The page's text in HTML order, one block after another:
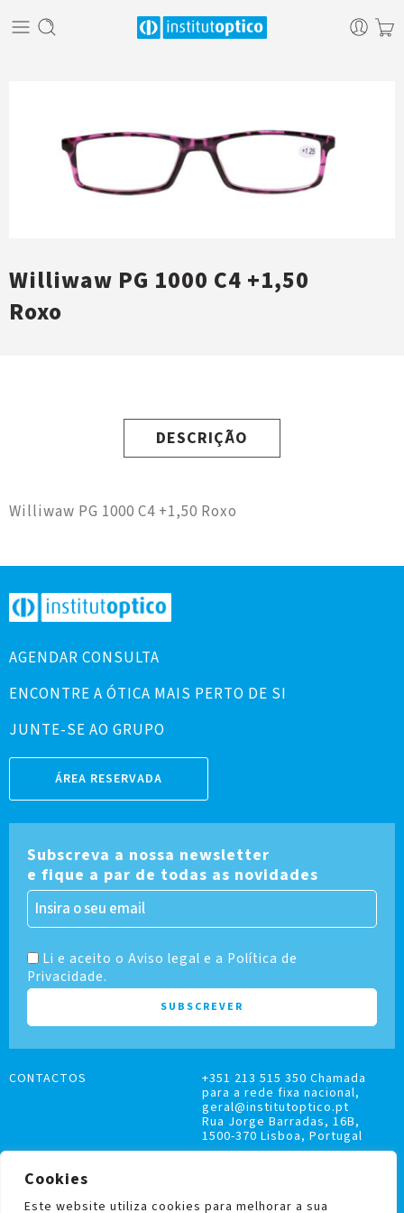
Cookies
Este website utiliza cookies para melhorar a sua
Williwaw PG 1000 C4 +1,50
Roxo
DESCRIÇÃO
Williwaw PG 1000 C4 +1,50 Roxo
AGENDAR CONSULTA
ENCONTRE A ÓTICA MAIS PERTO DE SI
JUNTE-SE AO GRUPO
ÁREA RESERVADA
Subscreva a nossa newsletter
e fique a par de todas as novidades
Li e aceito o Aviso legal e a Política de
Privacidade.
CONTACTOS
+351 213 515 350 Chamada
para a rede fixa nacional,
geral@institutoptico.pt
Rua Jorge Barradas, 16B,
1500-370 Lisboa, Portugal